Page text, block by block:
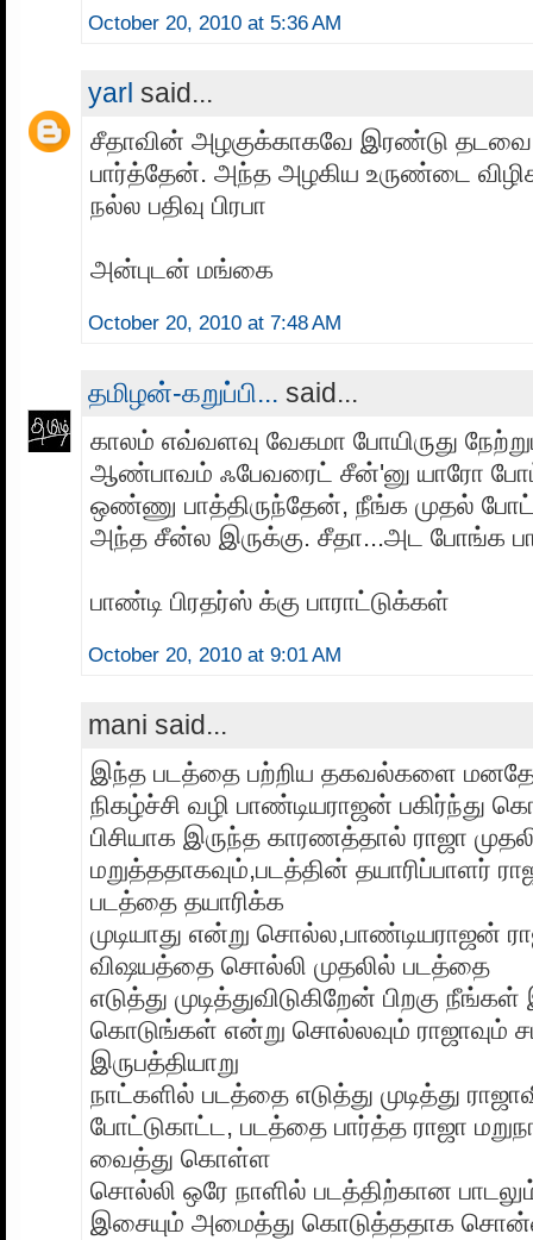
October 20, 2010 at 5:36 AM
yarl said...
சீதாவின் அழகுக்காகவே இரண்டு
பார்த்தேன். அந்த அழகிய உருண்டை
நல்ல பதிவு பிரபா
அன்புடன் மங்கை
October 20, 2010 at 7:48 AM
தமிழன்-கறுப்பி... said...
காலம் எவ்வளவு வேகமா போயிருது
ஆண்பாவம் ஃபேவரைட் சீன்'னு யாரோ
ஒண்ணு பாத்திருந்தேன், நீங்க முதல்
அந்த சீன்ல இருக்கு. சீதா...அட போங்க
பாண்டி பிரதர்ஸ் க்கு பாராட்டுக்கள்
October 20, 2010 at 9:01 AM
mani said...
இந்த படத்தை பற்றிய தகவல்களை
நிகழ்ச்சி வழி பாண்டியராஜன் பகிர்ந்து
பிசியாக இருந்த காரணத்தால் ராஜா
மறுத்ததாகவும்,படத்தின் தயாரிப்பாளர்
படத்தை தயாரிக்க
முடியாது என்று சொல்ல,பாண்டியராஜன்
விஷயத்தை சொல்லி முதலில் படத்தை
எடுத்து முடித்துவிடுகிறேன் பிறகு
கொடுங்கள் என்று சொல்லவும் ராஜாவும்
இருபத்தியாறு
நாட்களில் படத்தை எடுத்து முடித்து
போட்டுகாட்ட, படத்தை பார்த்த ராஜா
வைத்து கொள்ள
சொல்லி ஒரே நாளில் படத்திற்கான
இசையும் அமைத்து கொடுத்ததாக